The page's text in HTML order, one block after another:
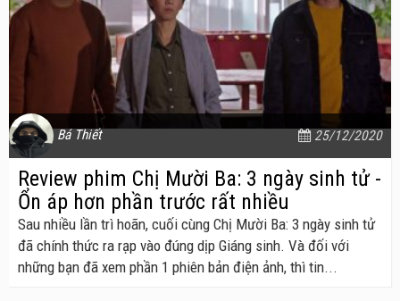
Bá Thiết 25/12/2020
Review phim Chị Mười Ba: 3 ngày sinh tử -
Ổn áp hơn phần trước rất nhiều
Sau nhiều lần trì hoãn, cuối cùng Chị Mười Ba: 3 ngày sinh tử
đã chính thức ra rạp vào đúng dịp Giáng sinh. Và đối với
những bạn đã xem phần 1 phiên bản điện ảnh, thì tin...